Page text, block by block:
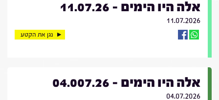
אלה היו הימים - 11.07.26
11.07.2026
נגן את הקטע
אלה היו הימים - 04.007.26
04.07.2026